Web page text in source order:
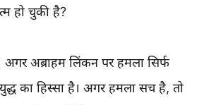
हो चुकी है?
अब्राहम लिंकन पर हमला सिर्फ
का हिस्सा है। अगर हमला सच है, तो